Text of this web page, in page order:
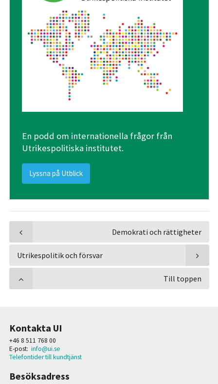
En podd om internationella frågor från
Utrikespolitiska institutet.
Lyssna på Utblick
Demokrati och rättigheter
Utrikespolitik och försvar
Till toppen
Kontakta UI
+46 8 511 768 00
E-post: info@ui.se
Telefontider till kundtjänst
Besöksadress